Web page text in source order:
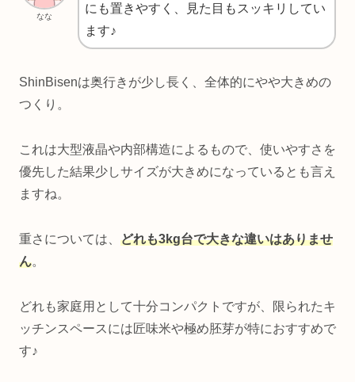
なな
にも置きやすく、見た目もスッキリしてい
ます♪
ShinBisenは奥行きが少し長く、全体的にやや大きめの
つくり。
これは大型液晶や内部構造によるもので、使いやすさを
優先した結果少しサイズが大きめになっているとも言え
ますね。
重さについては、 どれも3kg台で大きな違いはありませ
ん。
どれも家庭用として十分コンパクトですが、限られたキ
ッチンスペースには匠味米や極め胚芽が特におすすめで
す♪